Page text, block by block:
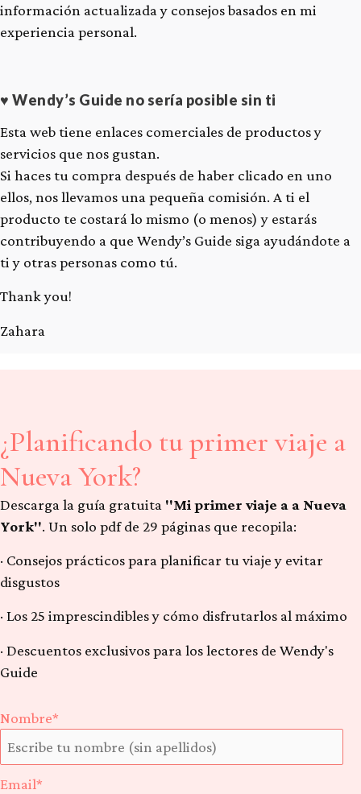
información actualizada y consejos basados en mi
experiencia personal.
♥ Wendy’s Guide no sería posible sin ti
Esta web tiene enlaces comerciales de productos y
servicios que nos gustan.
Si haces tu compra después de haber clicado en uno
ellos, nos llevamos una pequeña comisión. A ti el
producto te costará lo mismo (o menos) y estarás
contribuyendo a que Wendy’s Guide siga ayudándote a
ti y otras personas como tú.
Thank you!
Zahara
¿Planificando tu primer viaje a
Nueva York?
Descarga la guía gratuita "Mi primer viaje a a Nueva
York". Un solo pdf de 29 páginas que recopila:
· Consejos prácticos para planificar tu viaje y evitar
disgustos
· Los 25 imprescindibles y cómo disfrutarlos al máximo
· Descuentos exclusivos para los lectores de Wendy's
Guide
Nombre*
Email*